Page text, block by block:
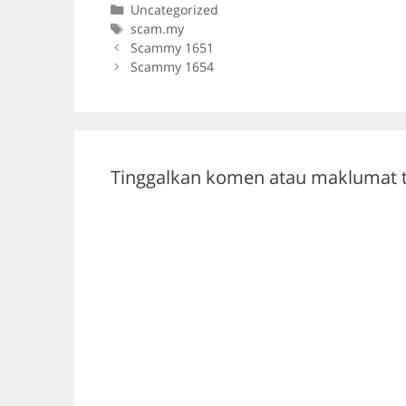
e
b
er gr
Categories
Uncategorized
Tags
scam.my
Scammy 1651
Scammy 1654
Tinggalkan komen atau maklumat